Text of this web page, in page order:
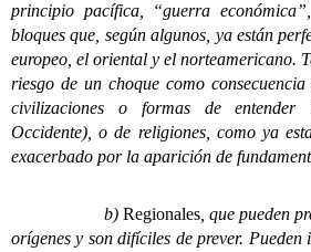
principio pacífica, “guerra
bloques que, según algunos, ya están
europeo, el oriental y el norteamericano.
riesgo de un choque como
civilizaciones o formas de entender
Occidente), o de religiones, como ya
exacerbado por la aparición de
b) Regionales, que pueden
orígenes y son difíciles de prever. Pueden